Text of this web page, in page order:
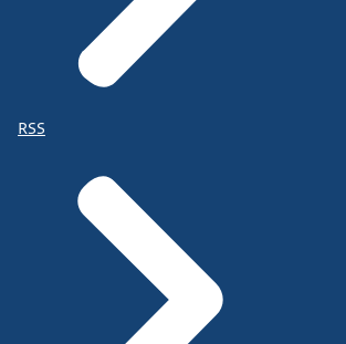
RSS